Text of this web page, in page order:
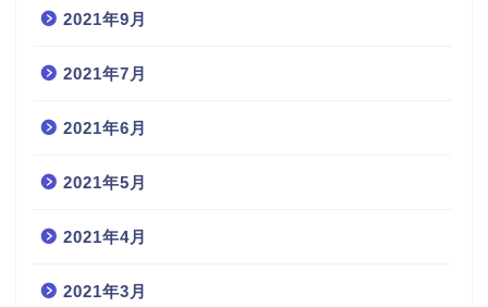
2021年9月
2021年7月
2021年6月
2021年5月
2021年4月
2021年3月